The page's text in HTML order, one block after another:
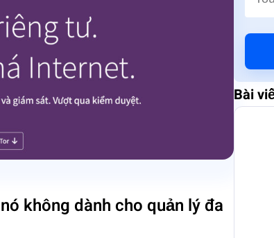
không dành cho quản lý đa
Bài